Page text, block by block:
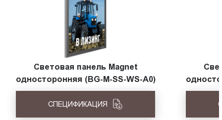
Световая панель Magnet
односторонняя (BG-M-SS-WS-A0)
СПЕЦИФИКАЦИЯ